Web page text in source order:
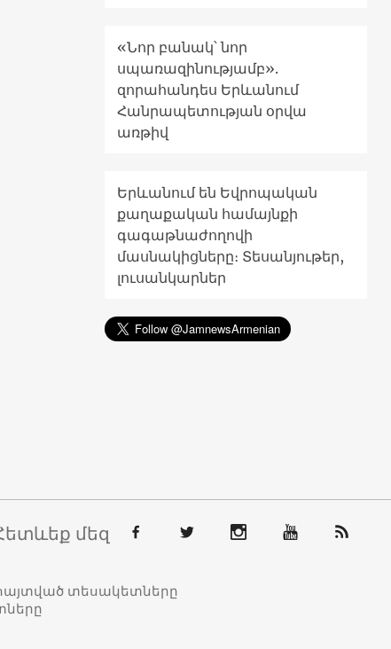
«Նոր բանակ՝ նոր
սպառազինությամբ».
զորահանդես Երևանում
Հանրապետության օրվա
առթիվ
Երևանում են Եվրոպական
քաղաքական համայնքի
գագաթնաժողովի
մասնակիցները։ Տեսանյութեր,
լուսանկարներ
մեզ
տեսակետները